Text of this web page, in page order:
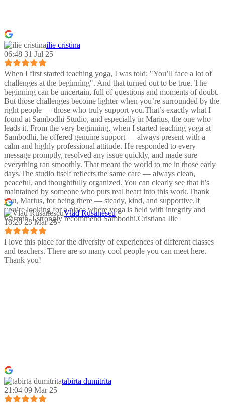
ilie cristina
06:48 31 Jul 25
When I first started teaching yoga, I was told: "You’ll face a lot of
challenges at the beginning". And that turned out to be true. The
beginning can be uncertain, full of questions and moments of doubt.
But those challenges become lighter when you’re surrounded by the
right people — those who truly support you.That’s exactly what I
found at Sambodhi Studio, and especially in Marius, the one who
leads it. From the very beginning, when I started teaching yoga at
Sambodhi, he offered genuine support — always present with a
calm and highly professional attitude. He responded to every
message promptly, resolved any issue quickly, and made sure
everything ran smoothly. That meant the world to me in those early
days.The studio itself reflects the same care — always clean,
peaceful, and thoughtfully organized. You can clearly see that it’s
maintained by someone who puts real heart into this work.Thank
you, Marius, for being there — steady, kind, and supportive.If
you’re looking for a place where yoga is held with integrity and
warmth, I strongly recommend Sambodhi.Cristiana Ilie
Vlad Rusanescu
18:20 23 Mar 25
I love this place for the diversity of experiences of different classes
and teachers. There are so many cool people you can meet here.
Thank you!
tabirta dumitrita
21:04 09 Mar 25